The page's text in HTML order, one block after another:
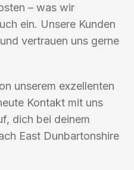
– was wir
ein. Unsere Kunden
vertrauen uns gerne
unserem exzellenten
Kontakt mit uns
dich bei deinem
East Dunbartonshire